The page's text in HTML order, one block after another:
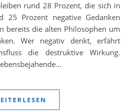
rund 28 Prozent, die sich in
25 Prozent negative Gedanken
bereits die alten Philosophen um
Wer negativ denkt, erfährt
die destruktive Wirkung.